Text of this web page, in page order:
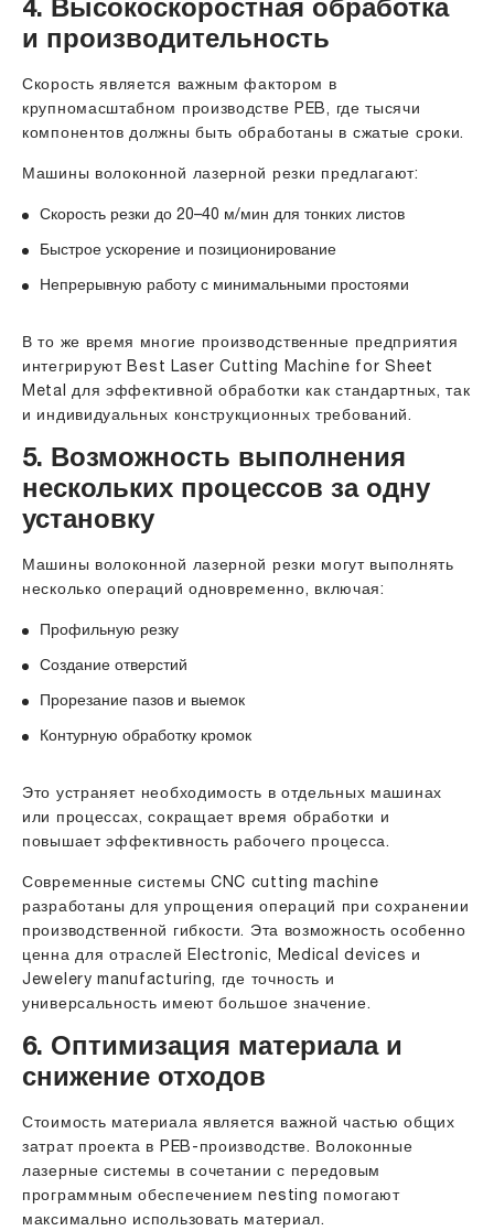
4. Высокоскоростная обработка
и производительность
Скорость является важным фактором в
крупномасштабном производстве PEB, где тысячи
компонентов должны быть обработаны в сжатые сроки.
Машины волоконной лазерной резки предлагают:
Скорость резки до 20–40 м/мин для тонких листов
Быстрое ускорение и позиционирование
Непрерывную работу с минимальными простоями
В то же время многие производственные предприятия
интегрируют Best Laser Cutting Machine for Sheet
Metal для эффективной обработки как стандартных, так
и индивидуальных конструкционных требований.
5. Возможность выполнения
нескольких процессов за одну
установку
Машины волоконной лазерной резки могут выполнять
несколько операций одновременно, включая:
Профильную резку
Создание отверстий
Прорезание пазов и выемок
Контурную обработку кромок
Это устраняет необходимость в отдельных машинах
или процессах, сокращает время обработки и
повышает эффективность рабочего процесса.
Современные системы CNC cutting machine
разработаны для упрощения операций при сохранении
производственной гибкости. Эта возможность особенно
ценна для отраслей Electronic, Medical devices и
Jewelery manufacturing, где точность и
универсальность имеют большое значение.
6. Оптимизация материала и
снижение отходов
Стоимость материала является важной частью общих
затрат проекта в PEB-производстве. Волоконные
лазерные системы в сочетании с передовым
программным обеспечением nesting помогают
максимально использовать материал.